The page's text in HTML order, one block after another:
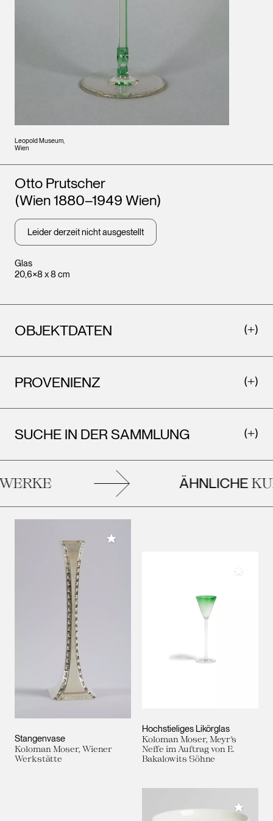
Leopold Museum,
Wien
Glas
20,6×8 x 8 cm
Künstler*innen
Otto Prutscher
(Wien 1880–1949 Wien)
Leider derzeit nicht ausgestellt
OBJEKTDATEN
PROVENIENZ
SUCHE IN DER SAMMLUNG
ÄHNLICHE
Stangenvase
Koloman Moser, Wiener
Werkstätte
Meiner Sammlung hinzufügen
Hochstieliges Likörglas
Koloman Moser, Meyr’s
Neffe im Auftrag von E.
Bakalowits Söhne
Meiner
Meiner